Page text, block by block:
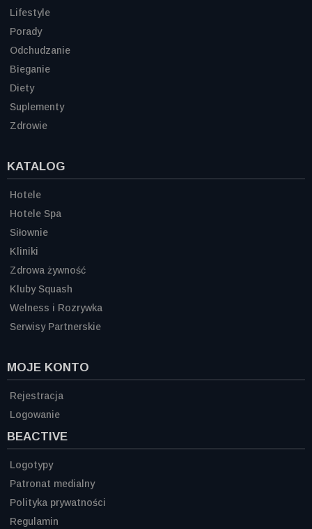
Lifestyle
Porady
Odchudzanie
Bieganie
Diety
Suplementy
Zdrowie
KATALOG
Hotele
Hotele Spa
Siłownie
Kliniki
Zdrowa żywność
Kluby Squash
Welness i Rozrywka
Serwisy Partnerskie
MOJE KONTO
Rejestracja
Logowanie
BEACTIVE
Logotypy
Patronat medialny
Polityka prywatności
Regulamin